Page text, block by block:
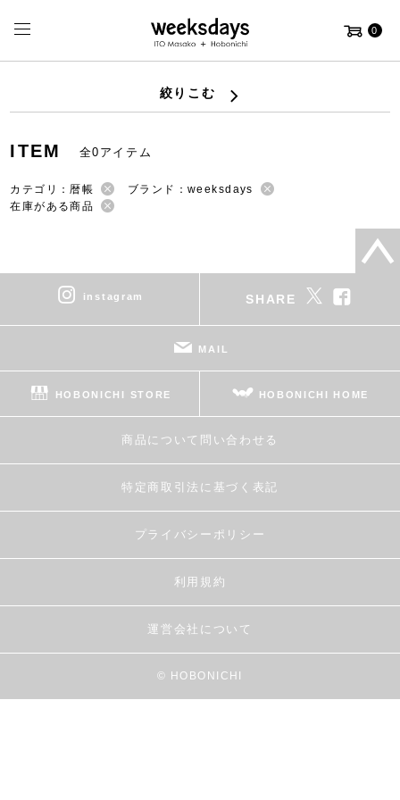
0
絞りこむ
ITEM 全0アイテム
カテゴリ：暦帳
ブランド：weeksdays
在庫がある商品
instagram SHARE
MAIL
HOBONICHI STORE HOBONICHI HOME
商品について問い合わせる
特定商取引法に基づく表記
プライバシーポリシー
利用規約
運営会社について
© HOBONICHI